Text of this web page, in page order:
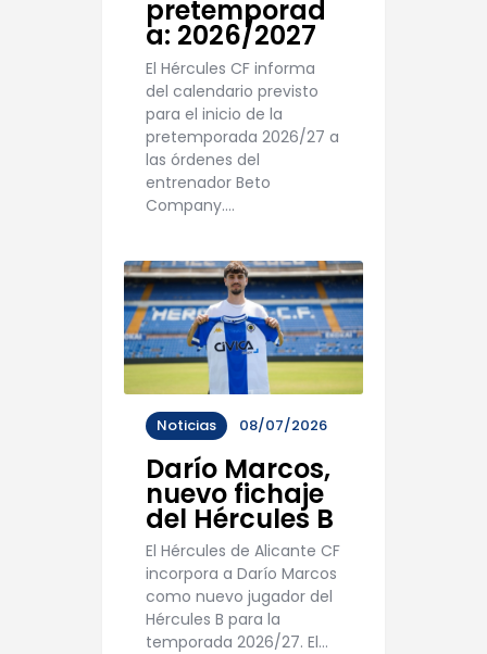
pretemporad
a: 2026/2027
El Hércules CF informa
del calendario previsto
para el inicio de la
pretemporada 2026/27 a
las órdenes del
entrenador Beto
Company.…
Noticias 08/07/2026
Darío Marcos,
nuevo fichaje
del Hércules B
El Hércules de Alicante CF
incorpora a Darío Marcos
como nuevo jugador del
Hércules B para la
temporada 2026/27. El…